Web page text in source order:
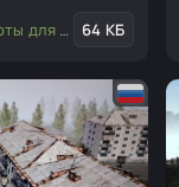
редактора 64 КБ